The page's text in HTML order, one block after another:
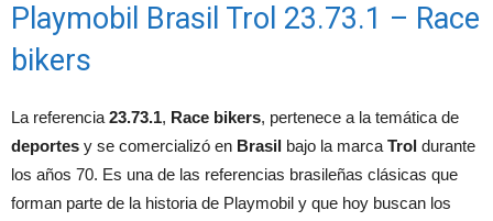
Playmobil Brasil Trol 23.73.1 – Race
bikers
La referencia 23.73.1, Race bikers, pertenece a la temática de
deportes y se comercializó en Brasil bajo la marca Trol durante
los años 70. Es una de las referencias brasileñas clásicas que
forman parte de la historia de Playmobil y que hoy buscan los